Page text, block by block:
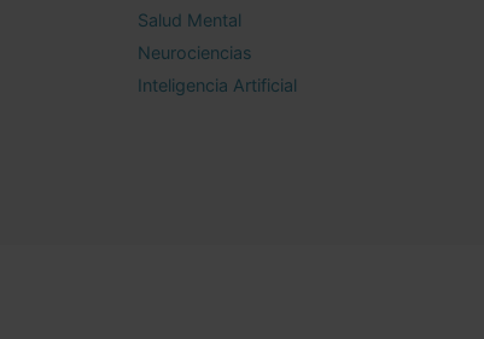
Salud Mental
Neurociencias
Inteligencia Artificial